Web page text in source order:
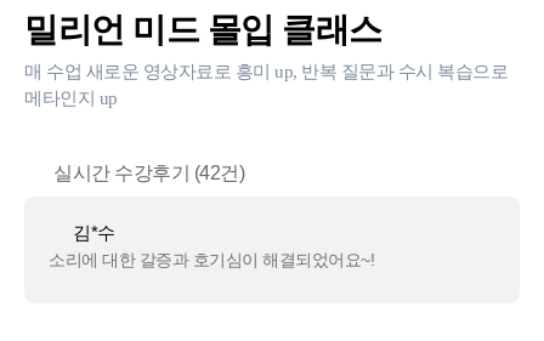
밀리언 미드 몰입 클래스
매 수업 새로운 영상자료로 흥미 up, 반복 질문과 수시 복습으로
메타인지 up
실시간 수강후기 (42건)
김*수
소리에 대한 갈증과 호기심이 해결되었어요~!